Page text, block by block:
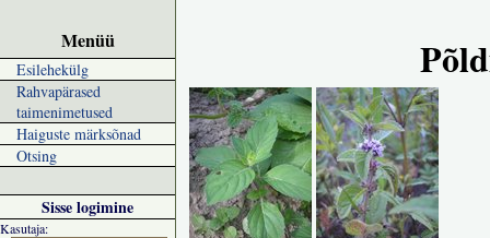
Menüü
Esilehekülg
Rahvapärased
taimenimetused
Haiguste märksõnad
Otsing
Sisse logimine
Kasutaja: